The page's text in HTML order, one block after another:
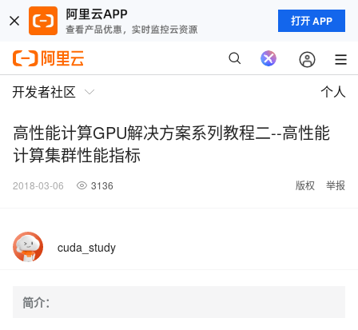
打开 APP
开发者社区 个人
高性能计算GPU解决方案系列教程二--高性能
计算集群性能指标
2018-03-06 3136 版权 举报
cuda_study
简介：